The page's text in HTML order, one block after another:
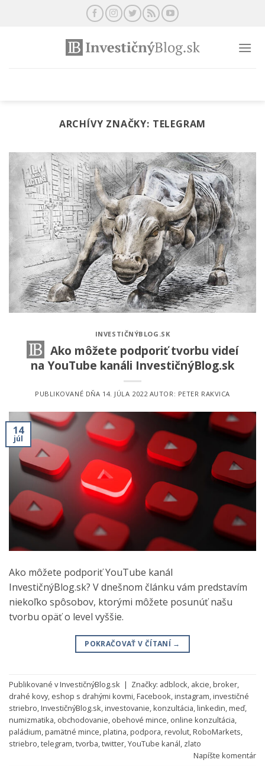
ARCHÍVY ZNAČKY: TELEGRAM
INVESTIČNÝBLOG.SK
Ako môžete podporiť tvorbu videí
na YouTube kanáli InvestičnýBlog.sk
PUBLIKOVANÉ DŇA 14. JÚLA 2022 AUTOR: PETER RAKVICA
14
júl
Ako môžete podporiť YouTube kanál
InvestičnýBlog.sk? V dnešnom článku vám predstavím
niekoľko spôsobov, ktorými môžete posunúť našu
tvorbu opäť o level vyššie.
POKRAČOVAŤ V ČÍTANÍ →
Publikované vInvestičnýBlog.sk | Značky: adblock, akcie,broker,
drahé kovy, eshop s drahými kovmi,Facebook,instagram,investičné
striebro,InvestičnýBlog.sk,investovanie,konzultácia,linkedin,meď,
numizmatika, obchodovanie, obehové mince, online konzultácia,
paládium,pamätné mince,platina,podpora,revolut,RoboMarkets,
striebro,telegram,tvorba,twitter,YouTube kanál, zlato
Napíšte komentár